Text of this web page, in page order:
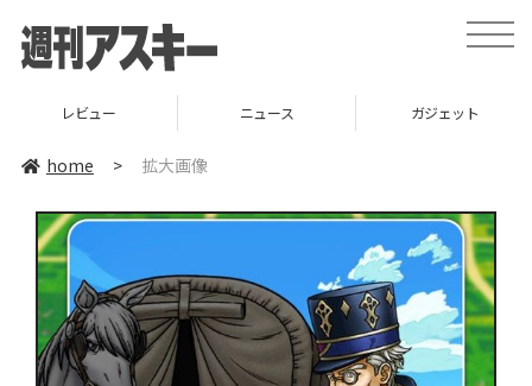
toggle
レビュー ニュース ガジェット
home > 拡大画像